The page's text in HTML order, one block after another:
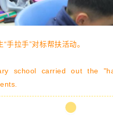
手拉手”对标帮扶活动。
school carried out the